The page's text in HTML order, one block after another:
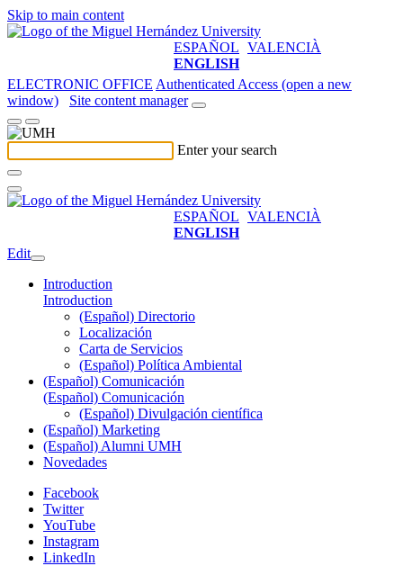
Skip to main content
ESPAÑOL VALENCIÀ
ENGLISH
ELECTRONIC OFFICE Authenticated Access (open a new
window)
Site content manager
Enter your search
ESPAÑOL VALENCIÀ
ENGLISH
Edit
Introduction
Introduction
(Español) Directorio
Localización
Carta de Servicios
(Español) Política Ambiental
(Español) Comunicación
(Español) Comunicación
(Español) Divulgación científica
(Español) Marketing
(Español) Alumni UMH
Novedades
Facebook
Twitter
YouTube
Instagram
LinkedIn